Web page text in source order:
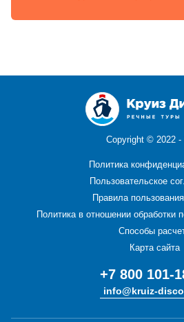
Copyright © 2022 -
Политика
Пользовательское
Правила
Политика в отношении обработки
Способы
Карта сайта
+7 800 101-
info@kruiz-